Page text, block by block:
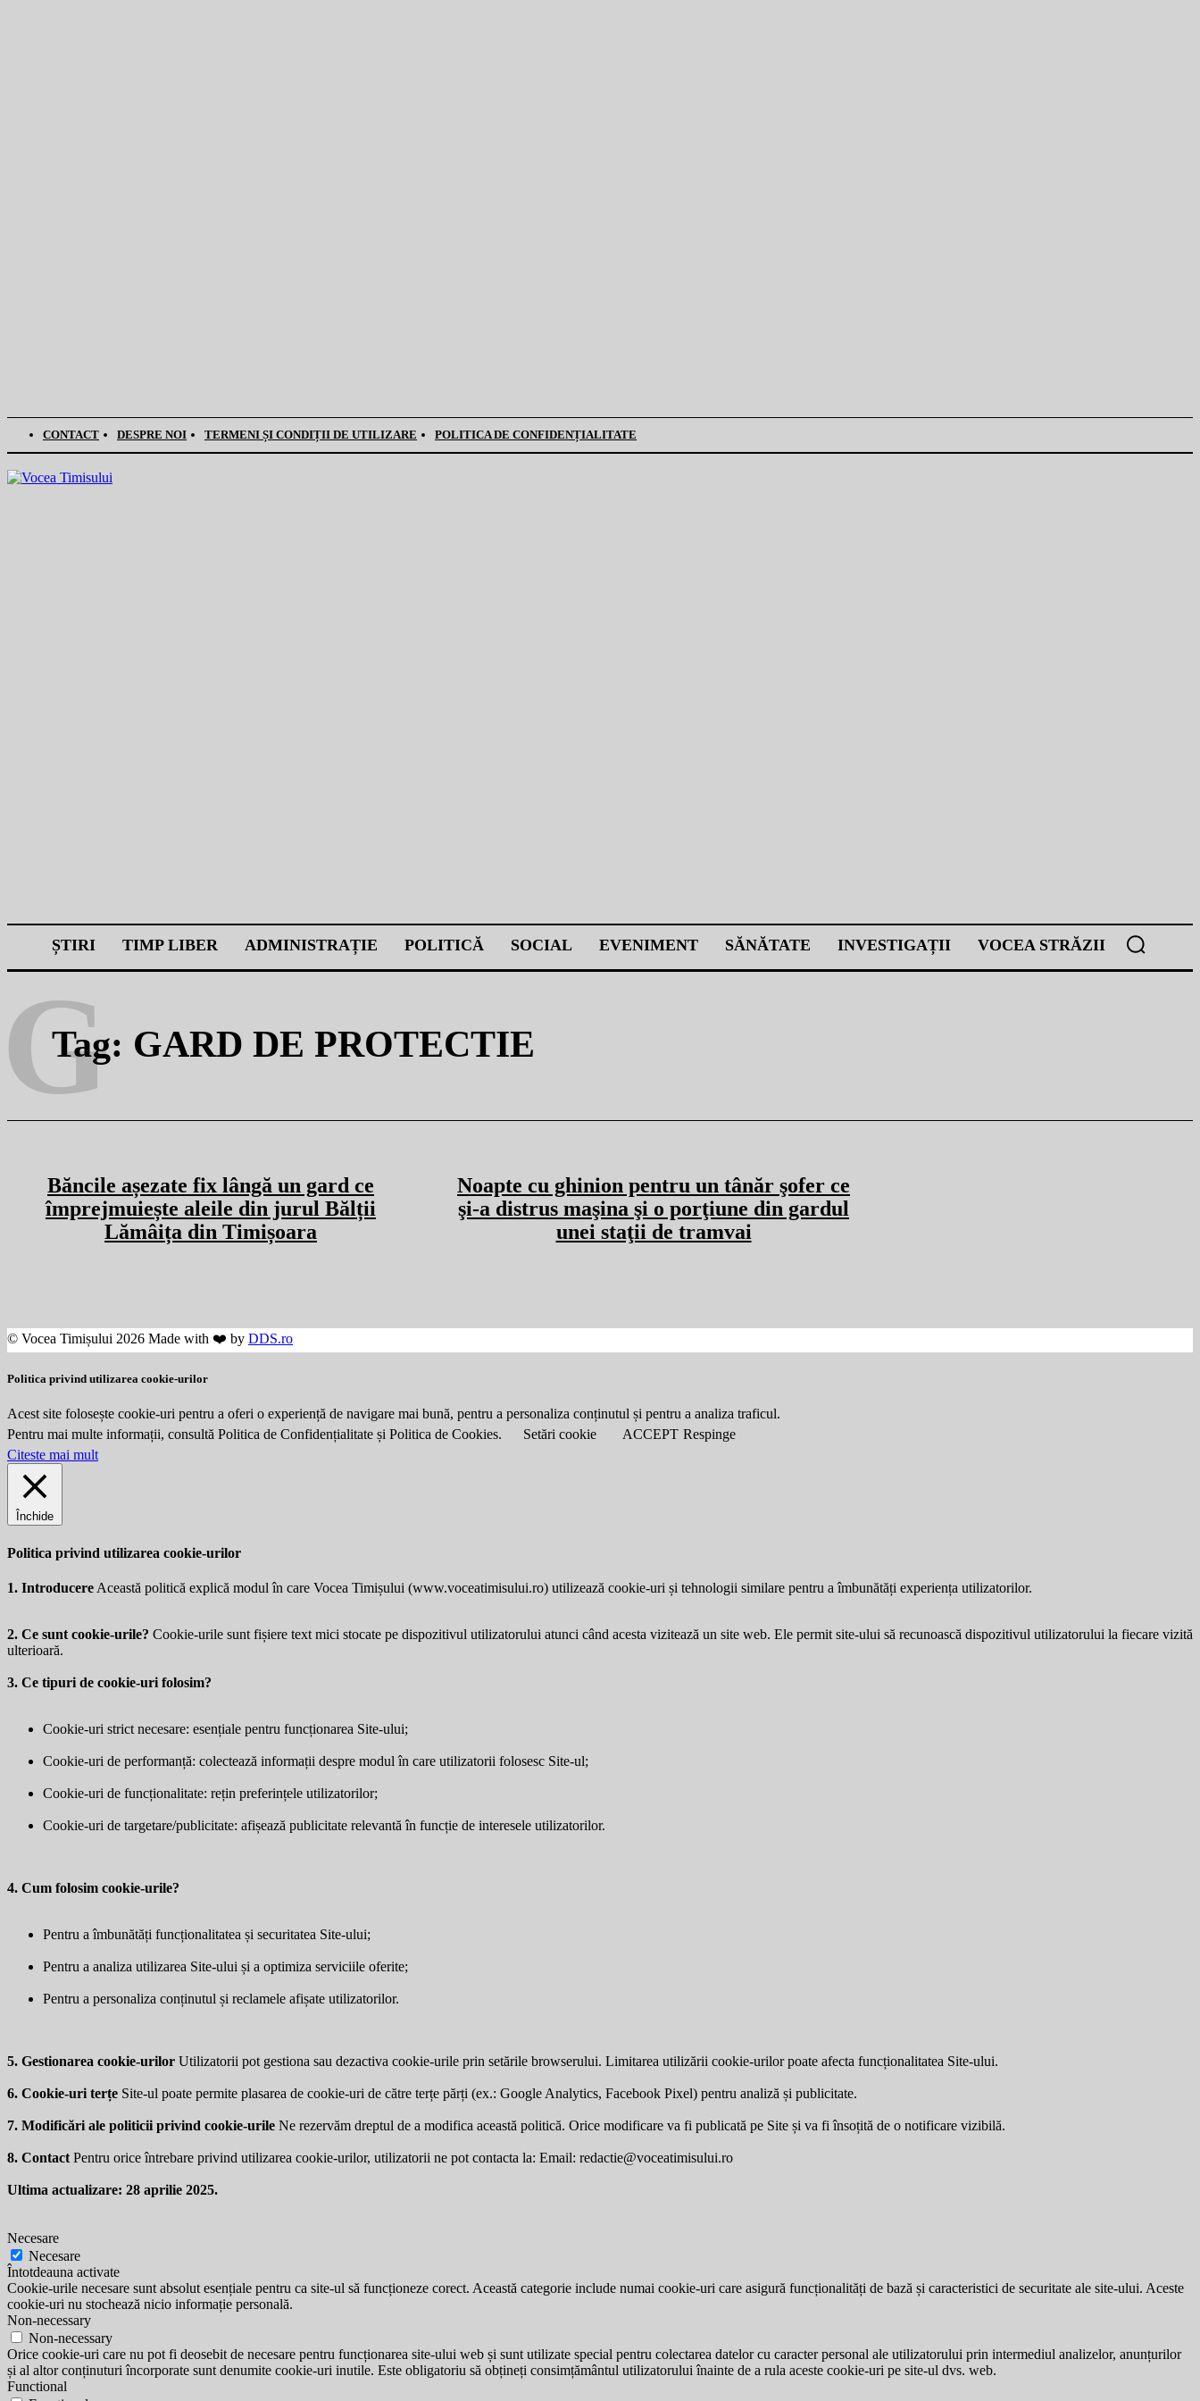
CONTACT DESPRE NOI TERMENI ȘI CONDIȚII DE UTILIZARE POLITICA DE CONFIDENȚIALITATE
ȘTIRI TIMP LIBER ADMINISTRAȚIE POLITICĂ SOCIAL EVENIMENT SĂNĂTATE INVESTIGAȚII VOCEA STRĂZII
Tag: GARD DE PROTECTIE
G
Băncile așezate fix lângă un gard ce
împrejmuiește aleile din jurul Bălții
Lămâița din Timișoara
Noapte cu ghinion pentru un tânăr şofer ce
şi-a distrus maşina şi o porţiune din gardul
unei staţii de tramvai
© Vocea Timișului 2026 Made with ❤️ by DDS.ro
Politica privind utilizarea cookie-urilor
Acest site folosește cookie-uri pentru a oferi o experiență de navigare mai bună, pentru a personaliza conținutul și pentru a analiza traficul.
Pentru mai multe informații, consultă Politica de Confidențialitate și Politica de Cookies.
Setări cookie ACCEPT Respinge
Citeste mai mult
Închide
Politica privind utilizarea cookie-urilor
1. Introducere Această politică explică modul în care Vocea Timișului (www.voceatimisului.ro) utilizează cookie-uri și tehnologii similare pentru a îmbunătăți experiența utilizatorilor.
2. Ce sunt cookie-urile? Cookie-urile sunt fișiere text mici stocate pe dispozitivul utilizatorului atunci când acesta vizitează un site web. Ele permit site-ului să recunoască dispozitivul utilizatorului la fiecare vizită
ulterioară.
3. Ce tipuri de cookie-uri folosim?
Cookie-uri strict necesare: esențiale pentru funcționarea Site-ului;
Cookie-uri de performanță: colectează informații despre modul în care utilizatorii folosesc Site-ul;
Cookie-uri de funcționalitate: rețin preferințele utilizatorilor;
Cookie-uri de targetare/publicitate: afișează publicitate relevantă în funcție de interesele utilizatorilor.
4. Cum folosim cookie-urile?
Pentru a îmbunătăți funcționalitatea și securitatea Site-ului;
Pentru a analiza utilizarea Site-ului și a optimiza serviciile oferite;
Pentru a personaliza conținutul și reclamele afișate utilizatorilor.
5. Gestionarea cookie-urilor Utilizatorii pot gestiona sau dezactiva cookie-urile prin setările browserului. Limitarea utilizării cookie-urilor poate afecta funcționalitatea Site-ului.
6. Cookie-uri terțe Site-ul poate permite plasarea de cookie-uri de către terțe părți (ex.: Google Analytics, Facebook Pixel) pentru analiză și publicitate.
7. Modificări ale politicii privind cookie-urile Ne rezervăm dreptul de a modifica această politică. Orice modificare va fi publicată pe Site și va fi însoțită de o notificare vizibilă.
8. Contact Pentru orice întrebare privind utilizarea cookie-urilor, utilizatorii ne pot contacta la: Email: redactie@voceatimisului.ro
Ultima actualizare: 28 aprilie 2025.
Necesare
Necesare
Întotdeauna activate
Cookie-urile necesare sunt absolut esențiale pentru ca site-ul să funcționeze corect. Această categorie include numai cookie-uri care asigură funcționalități de bază și caracteristici de securitate ale site-ului. Aceste
cookie-uri nu stochează nicio informație personală.
Non-necessary
Non-necessary
Orice cookie-uri care nu pot fi deosebit de necesare pentru funcționarea site-ului web și sunt utilizate special pentru colectarea datelor cu caracter personal ale utilizatorului prin intermediul analizelor, anunțurilor
și al altor conținuturi încorporate sunt denumite cookie-uri inutile. Este obligatoriu să obțineți consimțământul utilizatorului înainte de a rula aceste cookie-uri pe site-ul dvs. web.
Functional